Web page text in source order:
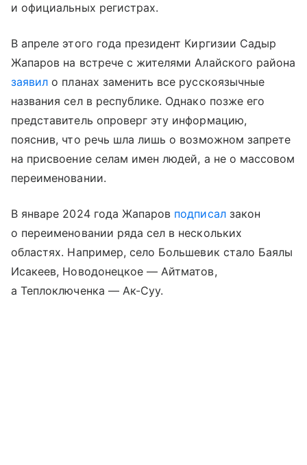
и официальных регистрах.
В апреле этого года президент Киргизии Садыр
Жапаров на встрече с жителями Алайского района
заявил о планах заменить все русскоязычные
названия сел в республике. Однако позже его
представитель опроверг эту информацию,
пояснив, что речь шла лишь о возможном запрете
на присвоение селам имен людей, а не о массовом
переименовании.
В январе 2024 года Жапаров подписалзакон
о переименовании ряда сел в нескольких
областях. Например, село Большевик стало Баялы
Исакеев, Новодонецкое — Айтматов,
а Теплоключенка — Ак-Суу.